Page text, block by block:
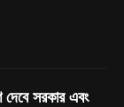
দেবে সরকার এবং